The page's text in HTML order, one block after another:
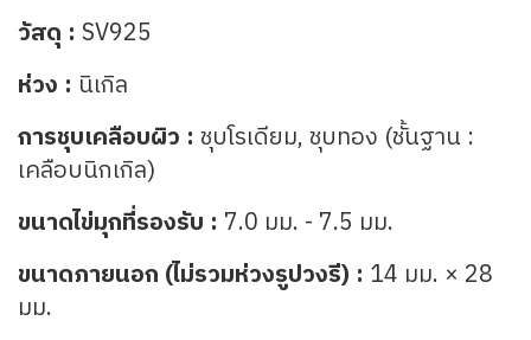
วัสดุ : SV925
ห่วง : นิเกิล
การชุบเคลือบผิว : ชุบโรเดียม, ชุบทอง (ชั้นฐาน :
เคลือบนิกเกิล)
ขนาดไข่มุกที่รองรับ : 7.0 มม. - 7.5 มม.
ขนาดภายนอก (ไม่รวมห่วงรูปวงรี) : 14 มม. × 28
มม.